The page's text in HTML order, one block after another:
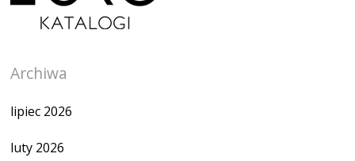
Archiwa
lipiec 2026
luty 2026